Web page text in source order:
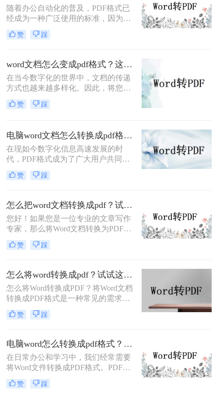
随着办公自动化的普及，PDF格式已
经成为一种广泛使用的标准，因为它
能够保持文档格式的完整性，并提供
更好的安全性。在许多情况下，我们
于分享、打印或更方便地查看。本文
将详细介绍word文档怎么保存为pdf格
式方法。
赞 踩
word文档怎么变成pdf格式？这三种方法建议收藏！
在当今数字化的世界中，文档的传递
方式也越来越多样化。因此，将您的
Word文档转换成PDF格式可以让您的
文件更易于传播和阅读。那么word文
以确保您将您的Word文档转换成高质
量的PDF文件。
赞 踩
电脑word文档怎么转换成pdf格式？试一下这二个转换方法！
在现如今数字化信息高速发展的时
代，PDF格式成为了广大用户共同的
选择。PDF格式不仅能够保留文档的
结构和格式，同时可以有效地保护文
被广泛应用在各行各业。那么电脑
word文档怎么转换成pdf格式呢？下面
将详细介绍几种简单快捷的方法，供
大家参考。
赞 踩
怎么把word文档转换成pdf？试试这几个方法！
您好！如果您是一位专业的文章写作
专家，那么将Word文档转换为PDF文
件肯定是您经常会遇到的需求。因为
PDF文件具有跨平台、可预览、不易
word文档转换成pdf的方法，帮助您将
Word文档转换为PDF格式。
赞 踩
怎么将word转换成pdf？试试这些办法！
怎么将Word转换成PDF？将Word文档
转换成PDF格式是一种常见的需求，
因为PDF文件具有跨平台、可预览、
不易编辑等特点，常被用于正式的文
的方法，帮助您将Word文档转换为
PDF格式。
赞 踩
电脑word怎么转换成pdf格式？介绍三种简单易行的方法！
在日常办公和学习中，我们经常需要
将Word文件转换成PDF格式。PDF格
式的文件具有跨平台、可读性强、不
易被修改等优点，因此被广泛使用。
赞 踩